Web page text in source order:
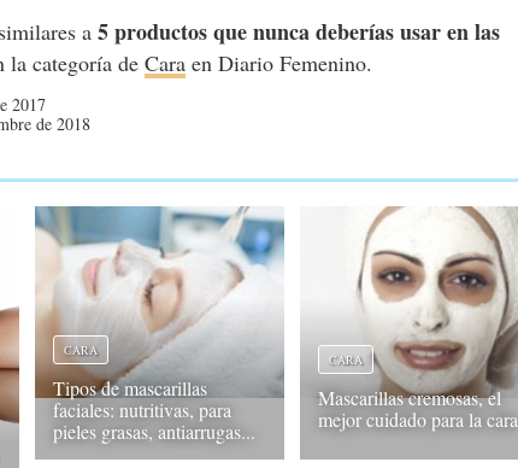
a5 productos que nunca deberías usar en las
la categoría deCara en Diario Femenino.
2017
de 2018
CARA
Tipos de mascarillas
faciales: nutritivas, para
pieles grasas, antiarrugas...
CARA
Mascarillas cremosas, el
mejor cuidado para la cara